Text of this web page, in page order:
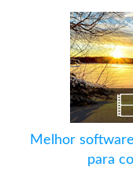
Melhor
para